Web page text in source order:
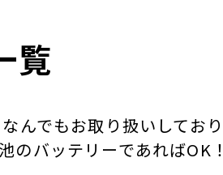
覧
んでもお取り扱いしており
のバッテリーであればOK！